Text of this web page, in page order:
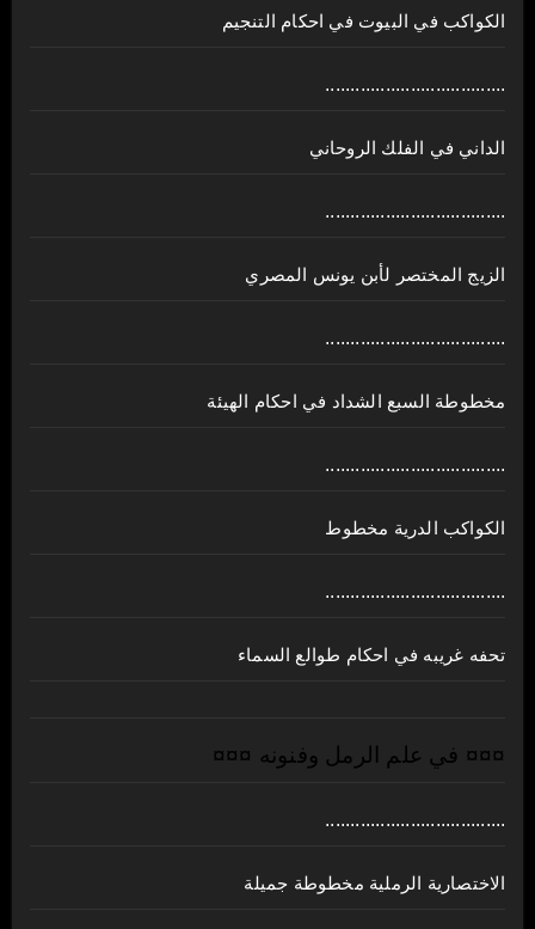
الكواكب في البيوت في احكام التنجيم
....................................
الداني في الفلك الروحاني
....................................
الزيج المختصر لأبن يونس المصري
....................................
مخطوطة السبع الشداد في احكام الهيئة
....................................
الكواكب الدرية مخطوط
....................................
تحفه غريبه في احكام طوالع السماء
¤¤¤ في علم الرمل وفنونه ¤¤¤
....................................
الاختصارية الرملية مخطوطة جميلة